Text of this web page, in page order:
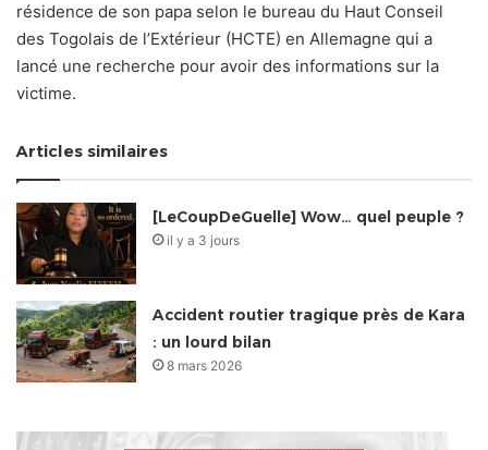
résidence de son papa selon le bureau du Haut Conseil
des Togolais de l’Extérieur (HCTE) en Allemagne qui a
lancé une recherche pour avoir des informations sur la
victime.
Articles similaires
[LeCoupDeGuelle] Wow… quel peuple ?
il y a 3 jours
Accident routier tragique près de Kara
: un lourd bilan
8 mars 2026